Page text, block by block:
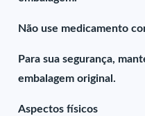
Não use medicamento
Para sua segurança,
embalagem original.
Aspectos físicos